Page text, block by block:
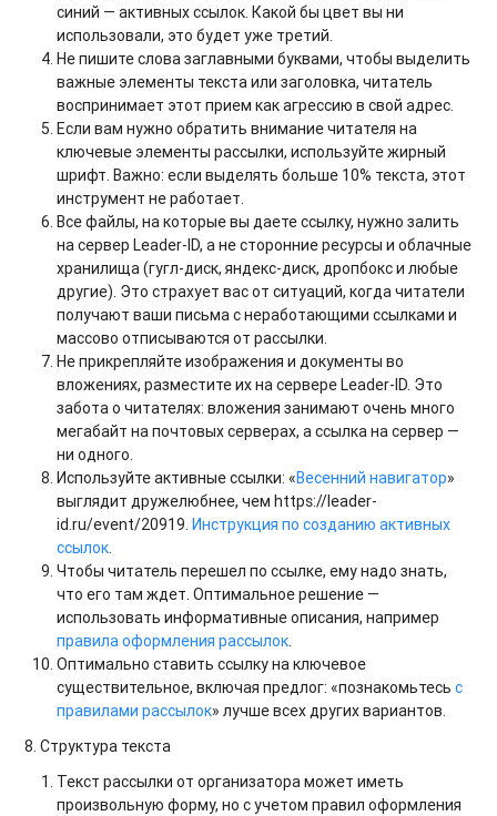
синий — активных ссылок. Какой бы цвет вы ни
использовали, это будет уже третий.
Не пишите слова заглавными буквами, чтобы выделить
важные элементы текста или заголовка, читатель
воспринимает этот прием как агрессию в свой адрес.
Если вам нужно обратить внимание читателя на
ключевые элементы рассылки, используйте жирный
шрифт. Важно: если выделять больше 10% текста, этот
инструмент не работает.
Все файлы, на которые вы даете ссылку, нужно залить
на сервер Leader-ID, а не сторонние ресурсы и облачные
хранилища (гугл-диск, яндекс-диск, дропбокс и любые
другие). Это страхует вас от ситуаций, когда читатели
получают ваши письма с неработающими ссылками и
массово отписываются от рассылки.
Не прикрепляйте изображения и документы во
вложениях, разместите их на сервере Leader-ID. Это
забота о читателях: вложения занимают очень много
мегабайт на почтовых серверах, а ссылка на сервер —
ни одного.
Используйте активные ссылки: «Весенний навигатор»
выглядит дружелюбнее, чем https://leader-
id.ru/event/20919.Инструкция по созданию активных
ссылок.
Чтобы читатель перешел по ссылке, ему надо знать,
что его там ждет. Оптимальное решение —
использовать информативные описания, например
правила оформления рассылок.
Оптимально ставить ссылку на ключевое
существительное, включая предлог: «познакомьтесьс
правилами рассылок» лучше всех других вариантов.
8. Структура текста
Текст рассылки от организатора может иметь
произвольную форму, но с учетом правил оформления